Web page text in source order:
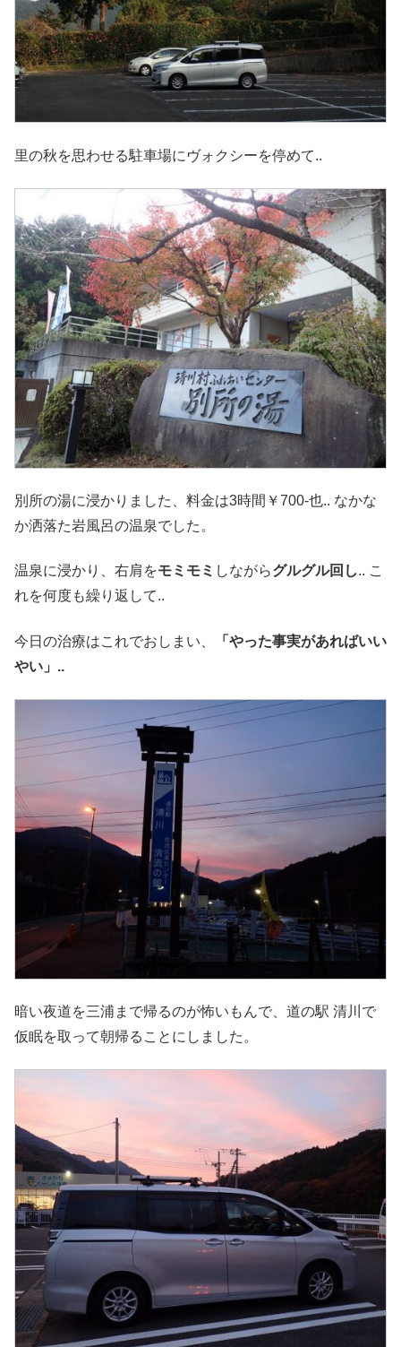
里の秋を思わせる駐車場にヴォクシーを停めて..
別所の湯に浸かりました、料金は3時間￥700-也.. なかな
か洒落た岩風呂の温泉でした。
温泉に浸かり、右肩をモミモミ しながらグルグル回し.. こ
れを何度も繰り返して..
今日の治療はこれでおしまい、
「やった事実があればいい
やい」..
暗い夜道を三浦まで帰るのが怖いもんで、道の駅 清川で
仮眠を取って朝帰ることにしました。